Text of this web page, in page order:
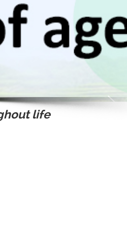
life